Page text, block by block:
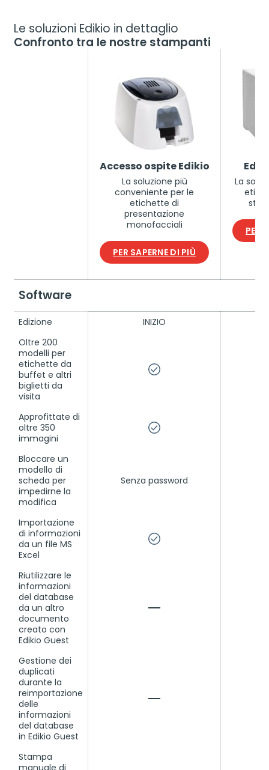
Le soluzioni Edikio in dettaglio
Confronto tra le nostre stampanti
Accesso ospite Edikio
La soluzione più
conveniente per le
etichette di
presentazione
monofacciali
PER SAPERNE DI PIÙ
La
PER
Software
Edizione
INIZIO
Oltre 200
modelli per
etichette da
buffet e altri
biglietti da
visita
Approfittate di
oltre 350
immagini
Bloccare un
modello di
scheda per
impedirne la
modifica
Senza password
Importazione
di informazioni
da un file MS
Excel
Riutilizzare le
informazioni
del database
da un altro
documento
creato con
Edikio Guest
Gestione dei
duplicati
durante la
reimportazione
delle
informazioni
del database
in Edikio Guest
Stampa
manuale di